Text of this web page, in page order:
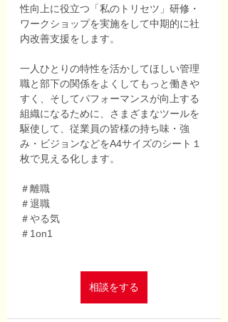
性向上に役立つ「私のトリセツ」研修・
ワークショップを実施をして中期的に社
内改善支援をします。
一人ひとりの特性を活かしてほしい管理
職と部下の関係をよくしてもっと働きや
すく、そしてパフォーマンスが向上する
組織になるために、さまざまなツールを
駆使して、従業員の皆様の持ち味・強
み・ビジョンなどをA4サイズのシート１
枚で見える化します。
＃離職
＃退職
＃やる気
＃1on1
相談をする